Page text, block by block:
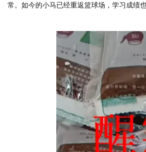
常。如今的小马已经重返篮球场，学习成绩也